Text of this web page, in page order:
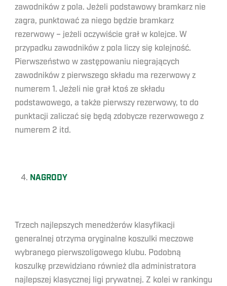
zawodników z pola. Jeżeli podstawowy bramkarz nie
zagra, punktować za niego będzie bramkarz
rezerwowy – jeżeli oczywiście grał w kolejce. W
przypadku zawodników z pola liczy się kolejność.
Pierwszeństwo w zastępowaniu niegrających
zawodników z pierwszego składu ma rezerwowy z
numerem 1. Jeżeli nie grał ktoś ze składu
podstawowego, a także pierwszy rezerwowy, to do
punktacji zaliczać się będą zdobycze rezerwowego z
numerem 2 itd.
NAGRODY
Trzech najlepszych menedżerów klasyfikacji
generalnej otrzyma oryginalne koszulki meczowe
wybranego pierwszoligowego klubu. Podobną
koszulkę przewidziano również dla administratora
najlepszej klasycznej ligi prywatnej. Z kolei w rankingu